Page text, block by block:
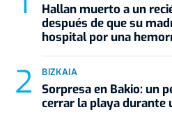
Hallan muerto a un
después de que su
hospital por una
BIZKAIA
Sorpresa en Bakio: un
cerrar la playa durante